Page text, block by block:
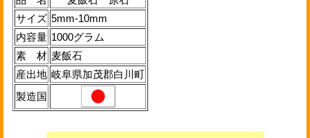
サイズ 5mm-10mm
内容量 1000グラム
素 材 麦飯石
産出地 岐阜県加茂郡白川町
製造国